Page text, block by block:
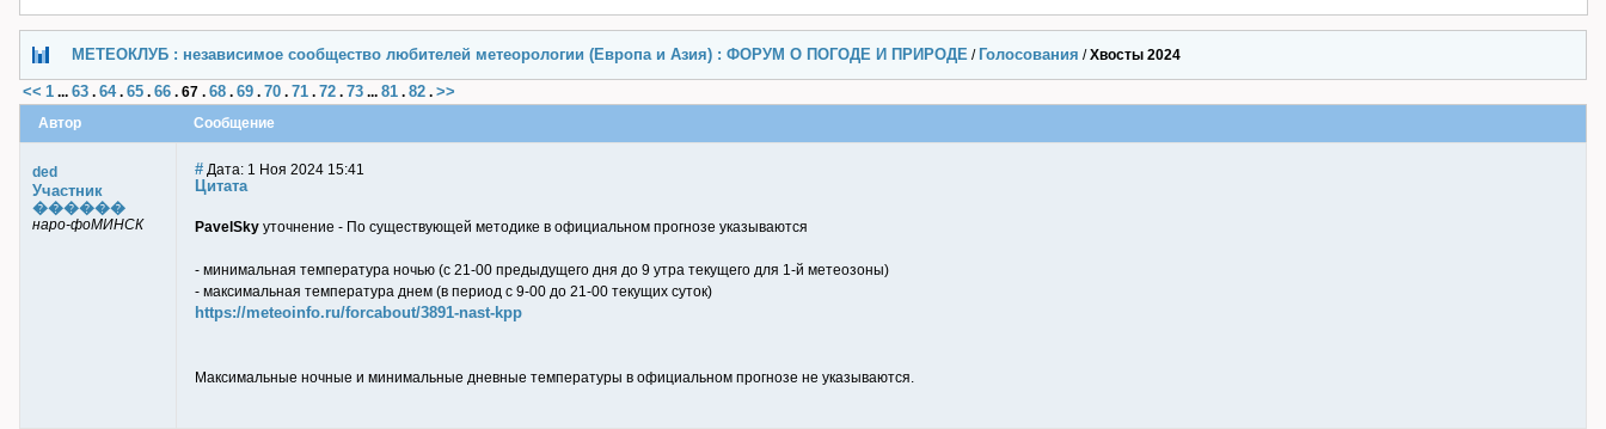
МЕТЕОКЛУБ : независимое сообщество любителей метеорологии (Европа и Азия) : ФОРУМ О ПОГОДЕ И ПРИРОДЕ / Голосования /Хвосты 2024
<< 1 ... 63 . 64. 65 . 66 . 67 . 68 . 69 . 70 . 71 . 72 . 73 ... 81 . 82 . >>
Автор Сообщение
ded
Участник
������
наро-фоМИНСК
# Дата: 1 Ноя 2024 15:41
Цитата
PavelSky уточнение - По существующей методике в официальном прогнозе указываются
- минимальная температура ночью (с 21-00 предыдущего дня до 9 утра текущего для 1-й метеозоны)
- максимальная температура днем (в период с 9-00 до 21-00 текущих суток)
https://meteoinfo.ru/forcabout/3891-nast-kpp
Максимальные ночные и минимальные дневные температуры в официальном прогнозе не указываются.